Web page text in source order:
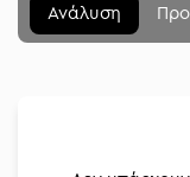
Ανάλυση
Αναλύσεις